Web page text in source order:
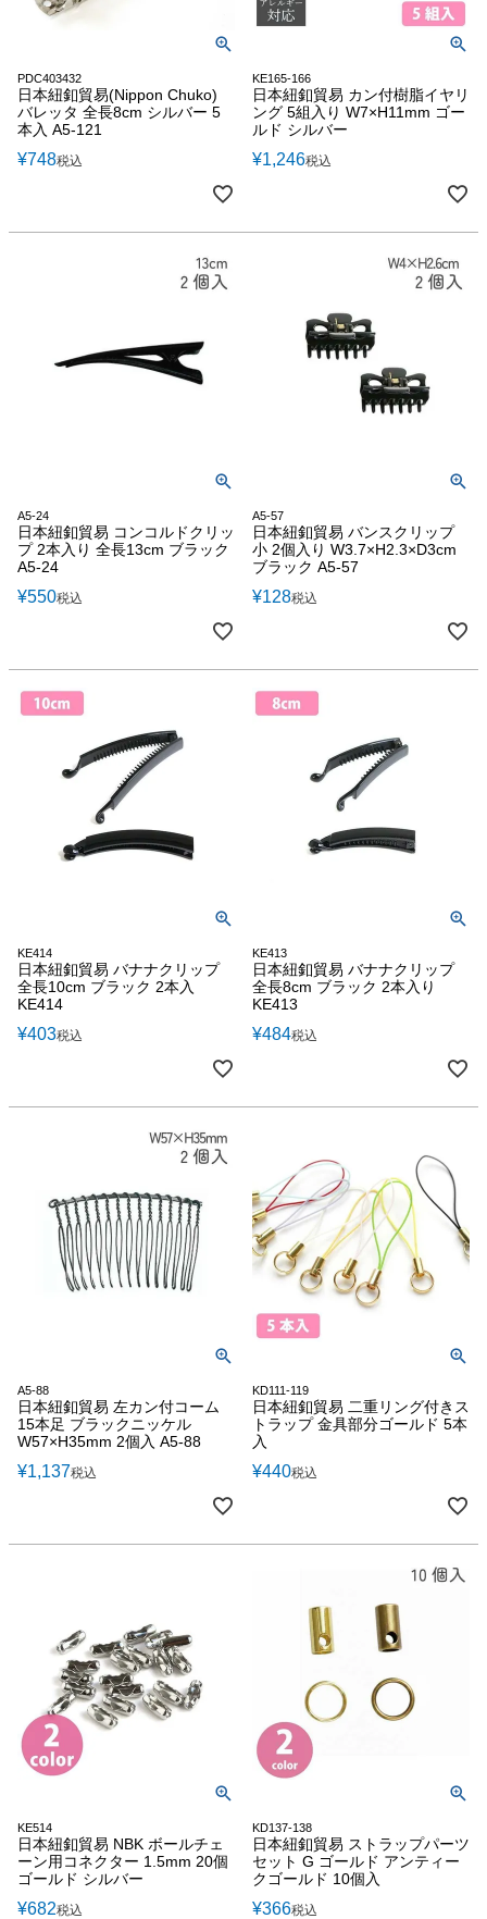
PDC403432
日本紐釦貿易(Nippon Chuko)
バレッタ 全長8cm シルバー 5
本入 A5-121
¥748税込
KE165-166
日本紐釦貿易 カン付樹脂イヤリ
ング 5組入り W7×H11mm ゴー
ルド シルバー
¥1,246税込
A5-24
日本紐釦貿易 コンコルドクリッ
プ 2本入り 全長13cm ブラック
A5-24
¥550税込
A5-57
日本紐釦貿易 バンスクリップ
小 2個入り W3.7×H2.3×D3cm
ブラック A5-57
¥128税込
KE414
日本紐釦貿易 バナナクリップ
全長10cm ブラック 2本入
KE414
¥403税込
KE413
日本紐釦貿易 バナナクリップ
全長8cm ブラック 2本入り
KE413
¥484税込
A5-88
日本紐釦貿易 左カン付コーム
15本足 ブラックニッケル
W57×H35mm 2個入 A5-88
¥1,137税込
KD111-119
日本紐釦貿易 二重リング付きス
トラップ 金具部分ゴールド 5本
入
¥440税込
KE514
日本紐釦貿易 NBK ボールチェ
ーン用コネクター 1.5mm 20個
ゴールド シルバー
¥682税込
KD137-138
日本紐釦貿易 ストラップパーツ
セット G ゴールド アンティー
クゴールド 10個入
¥366税込